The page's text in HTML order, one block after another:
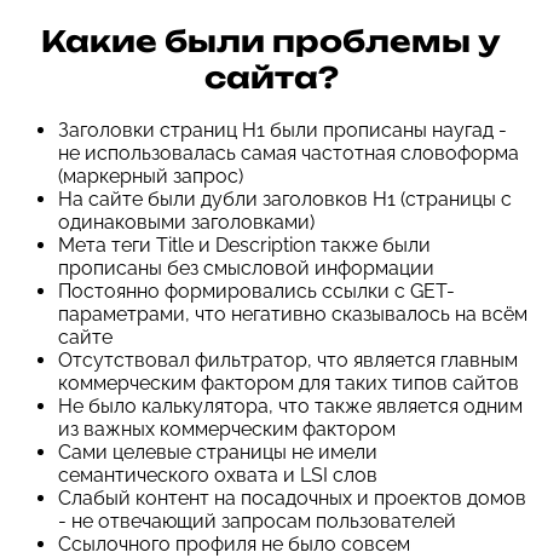
Какие были проблемы у
сайта?
Заголовки страниц H1 были прописаны наугад -
не использовалась самая частотная словоформа
(маркерный запрос)
На сайте были дубли заголовков H1 (страницы с
одинаковыми заголовками)
Мета теги Title и Description также были
прописаны без смысловой информации
Постоянно формировались ссылки с GET-
параметрами, что негативно сказывалось на всём
сайте
Отсутствовал фильтратор, что является главным
коммерческим фактором для таких типов сайтов
Не было калькулятора, что также является одним
из важных коммерческим фактором
Сами целевые страницы не имели
семантического охвата и LSI слов
Слабый контент на посадочных и проектов домов
- не отвечающий запросам пользователей
Ссылочного профиля не было совсем